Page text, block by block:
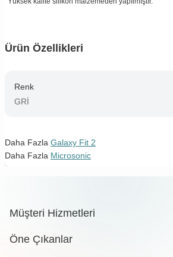
Ürün Özellikleri
Renk
GRİ
Daha Fazla Galaxy Fit 2
Daha Fazla Microsonic
Müşteri Hizmetleri
Öne Çıkanlar